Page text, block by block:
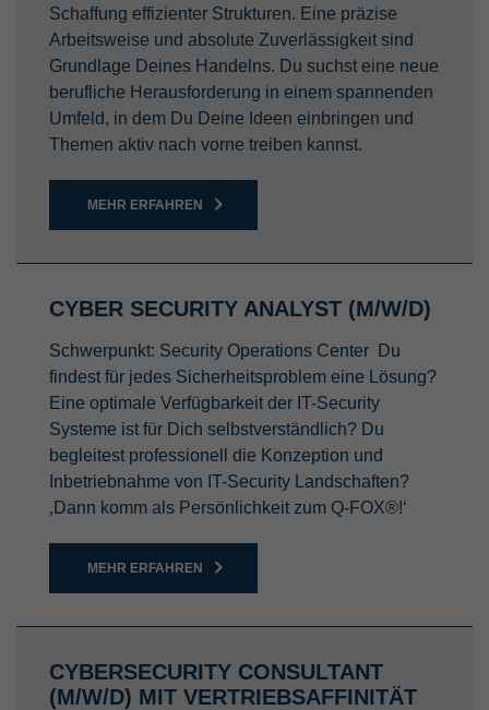
Schaffung effizienter Strukturen. Eine präzise
Arbeitsweise und absolute Zuverlässigkeit sind
Grundlage Deines Handelns. Du suchst eine neue
berufliche Herausforderung in einem spannenden
Umfeld, in dem Du Deine Ideen einbringen und
Themen aktiv nach vorne treiben kannst.
MEHR ERFAHREN
CYBER SECURITY ANALYST (M/W/D)
Schwerpunkt: Security Operations Center Du
findest für jedes Sicherheitsproblem eine Lösung?
Eine optimale Verfügbarkeit der IT-Security
Systeme ist für Dich selbstverständlich? Du
begleitest professionell die Konzeption und
Inbetriebnahme von IT-Security Landschaften?
‚Dann komm als Persönlichkeit zum Q-FOX®!‘
MEHR ERFAHREN
CYBERSECURITY CONSULTANT
(M/W/D) MIT VERTRIEBSAFFINITÄT